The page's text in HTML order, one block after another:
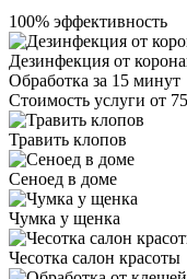
100% эффективность
Дезинфекция от
Обработка за 15 минут
Стоимость услуги от
Травить клопов
Сеноед в доме
Чумка у щенка
Чесотка салон красоты